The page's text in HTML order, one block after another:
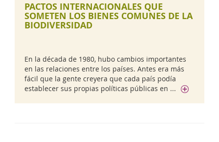
PACTOS INTERNACIONALES QUE
SOMETEN LOS BIENES COMUNES DE LA
BIODIVERSIDAD
En la década de 1980, hubo cambios importantes
en las relaciones entre los países. Antes era más
fácil que la gente creyera que cada país podía
establecer sus propias políticas públicas en ...